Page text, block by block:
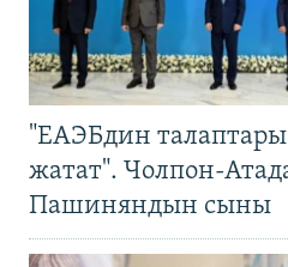
"ЕАЭБдин талаптары
жатат". Чолпон-
Пашиняндын сыны